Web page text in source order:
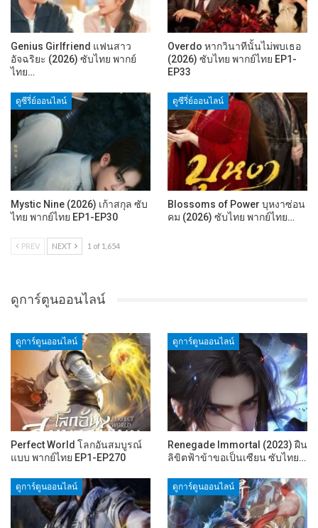
Genius Girlfriend แฟนสาว
อัจฉริยะ (2026) ซับไทย พากย์
ไทย…
Overdo หากวินาทีนั้นไม่พบเธอ
(2026) ซับไทย พากย์ไทย EP1-
EP33
ดูซีรี่ย์ออนไลน์
Mystic Nine (2026) เก้าสกุล ซับ
ไทย พากย์ไทย EP1-EP30
ดูซีรี่ย์ออนไลน์
Blossoms of Power บุหงาซ่อน
คม (2026) ซับไทย พากย์ไทย…
PREV NEXT 1 of 1,654
ดูการ์ตูนออนไลน์
ดูการ์ตูนออนไลน์
Perfect World โลกอันสมบูรณ์
แบบ พากย์ไทย EP1-EP270
ดูการ์ตูนออนไลน์
Renegade Immortal (2023) ฝืน
ลิขิตฟ้าข้าขอเป็นเซียน ซับไทย…
ดูการ์ตูนออนไลน์ ดูการ์ตูนออนไลน์